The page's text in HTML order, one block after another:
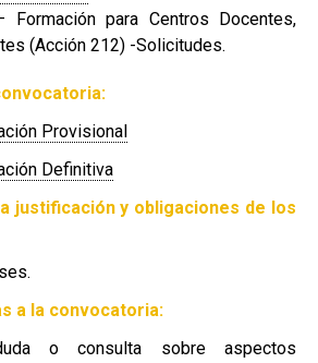
Formación para Centros Docentes,
(Acción 212) -Solicitudes.
Provisional
Definitiva
justificación y obligaciones de los
a la convocatoria:
o consulta sobre aspectos